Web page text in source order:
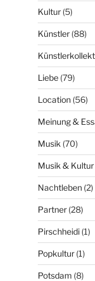
Kultur(5)
Künstler(88)
Liebe(79)
Location(56)
Meinung &
Musik (70)
Musik & Kultur
Nachtleben(2)
Partner(28)
Pirschheidi(1)
Popkultur(1)
Potsdam (8)